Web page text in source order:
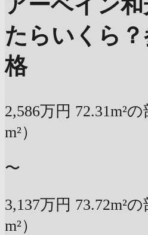
たらいくら？
格
2,586万円 72.31m²
m²）
〜
3,137万円 73.72m²
m²）